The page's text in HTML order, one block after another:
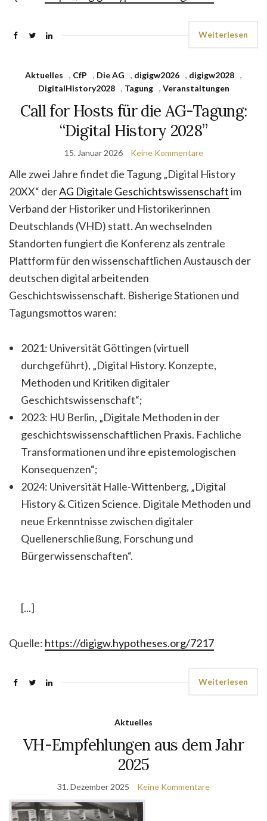
Weiterlesen
Aktuelles , CfP , Die AG , digigw2026 , digigw2028 ,
DigitalHistory2028
, Tagung , Veranstaltungen
Call for Hosts für die AG-Tagung:
“Digital History 2028”
15. Januar 2026 Keine Kommentare
Alle zwei Jahre findet die Tagung „Digital History
20XX“ derAG Digitale Geschichtswissenschaftim
Verband der Historiker und Historikerinnen
Deutschlands (VHD) statt. An wechselnden
Standorten fungiert die Konferenz als zentrale
Plattform für den wissenschaftlichen Austausch der
deutschen digital arbeitenden
Geschichtswissenschaft. Bisherige Stationen und
Tagungsmottos waren:
2021: Universität Göttingen (virtuell
durchgeführt), „Digital History. Konzepte,
Methoden und Kritiken digitaler
Geschichtswissenschaft“;
2023: HU Berlin, „Digitale Methoden in der
geschichtswissenschaftlichen Praxis. Fachliche
Transformationen und ihre epistemologischen
Konsequenzen“;
2024: Universität Halle-Wittenberg, „Digital
History & Citizen Science. Digitale Methoden und
neue Erkenntnisse zwischen digitaler
Quellenerschließung, Forschung und
Bürgerwissenschaften“.
[...]
Quelle: https://digigw.hypotheses.org/7217
Weiterlesen
Aktuelles
VH-Empfehlungen aus dem Jahr
2025
31. Dezember 2025 Keine Kommentare